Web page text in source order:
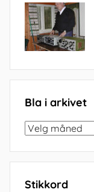
Bla i arkivet
Bla
arkivet
Stikkord